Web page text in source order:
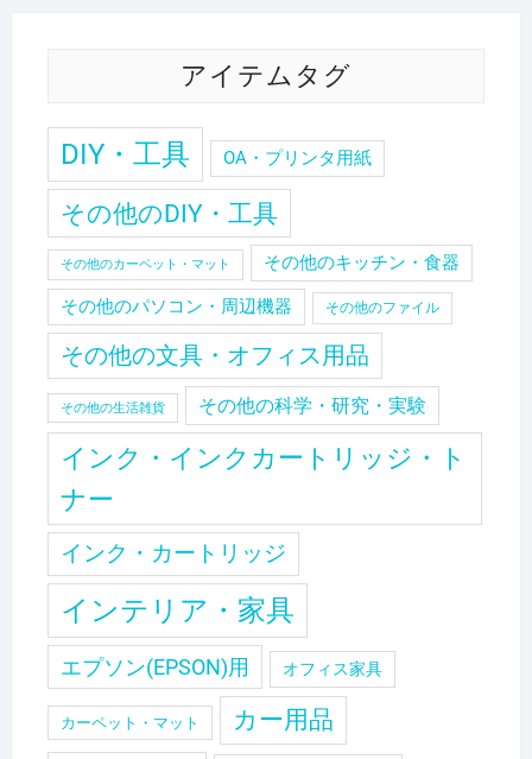
アイテムタグ
DIY・工具 OA・プリンタ用紙
その他のDIY・工具
その他のカーペット・マット その他のキッチン・食器
その他のパソコン・周辺機器 その他のファイル
その他の文具・オフィス用品
その他の生活雑貨 その他の科学・研究・実験
インク・インクカートリッジ・ト
ナー
インク・カートリッジ
インテリア・家具
エプソン(EPSON)用 オフィス家具
カーペット・マット カー用品